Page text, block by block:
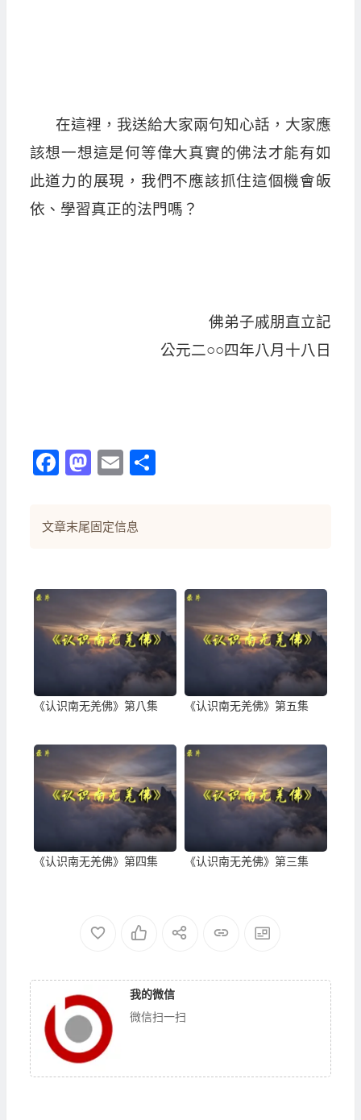
在這裡，我送給大家兩句知心話，大家應
該想一想這是何等偉大真實的佛法才能有如
此道力的展現，我們不應該抓住這個機會皈
依、學習真正的法門嗎？
佛弟子戚朋直立記
公元二○○四年八月十八日
Facebook
Mastodon
Email
文章末尾固定信息
《认识南无羌佛》第八集 《认识南无羌佛》第五集
《认识南无羌佛》第四集 《认识南无羌佛》第三集
我的微信
微信扫一扫